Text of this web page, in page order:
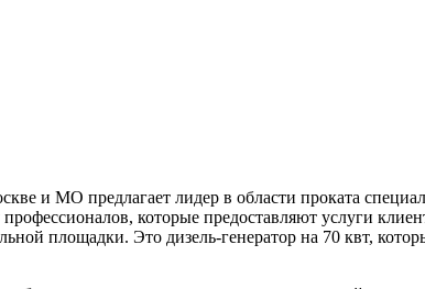
и МО предлагает лидер в области проката
которые предоставляют услуги
площадки. Это дизель-генератор на 70 квт,